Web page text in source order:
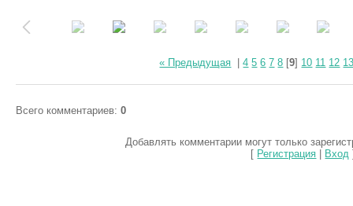
« Предыдущая |4 5 6 7 8 [9] 10 11 12
Всего комментариев: 0
Добавлять комментарии могут только
[ Регистрация Вход